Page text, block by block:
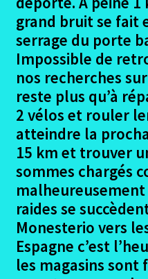
Zamora –
Villanueva de las
Sanabria – Gudina
Gudina –
Xunqueria – Lalin
Lalin – Santiago
Le botafumerio
Seville Les
grand bruit se fait
serrage du porte
Impossible de
nos recherches
reste plus qu’à
2 vélos et rouler
atteindre la
15 km et trouver
sommes chargés
raides se
Monesterio vers
Espagne c’est
les magasins sont